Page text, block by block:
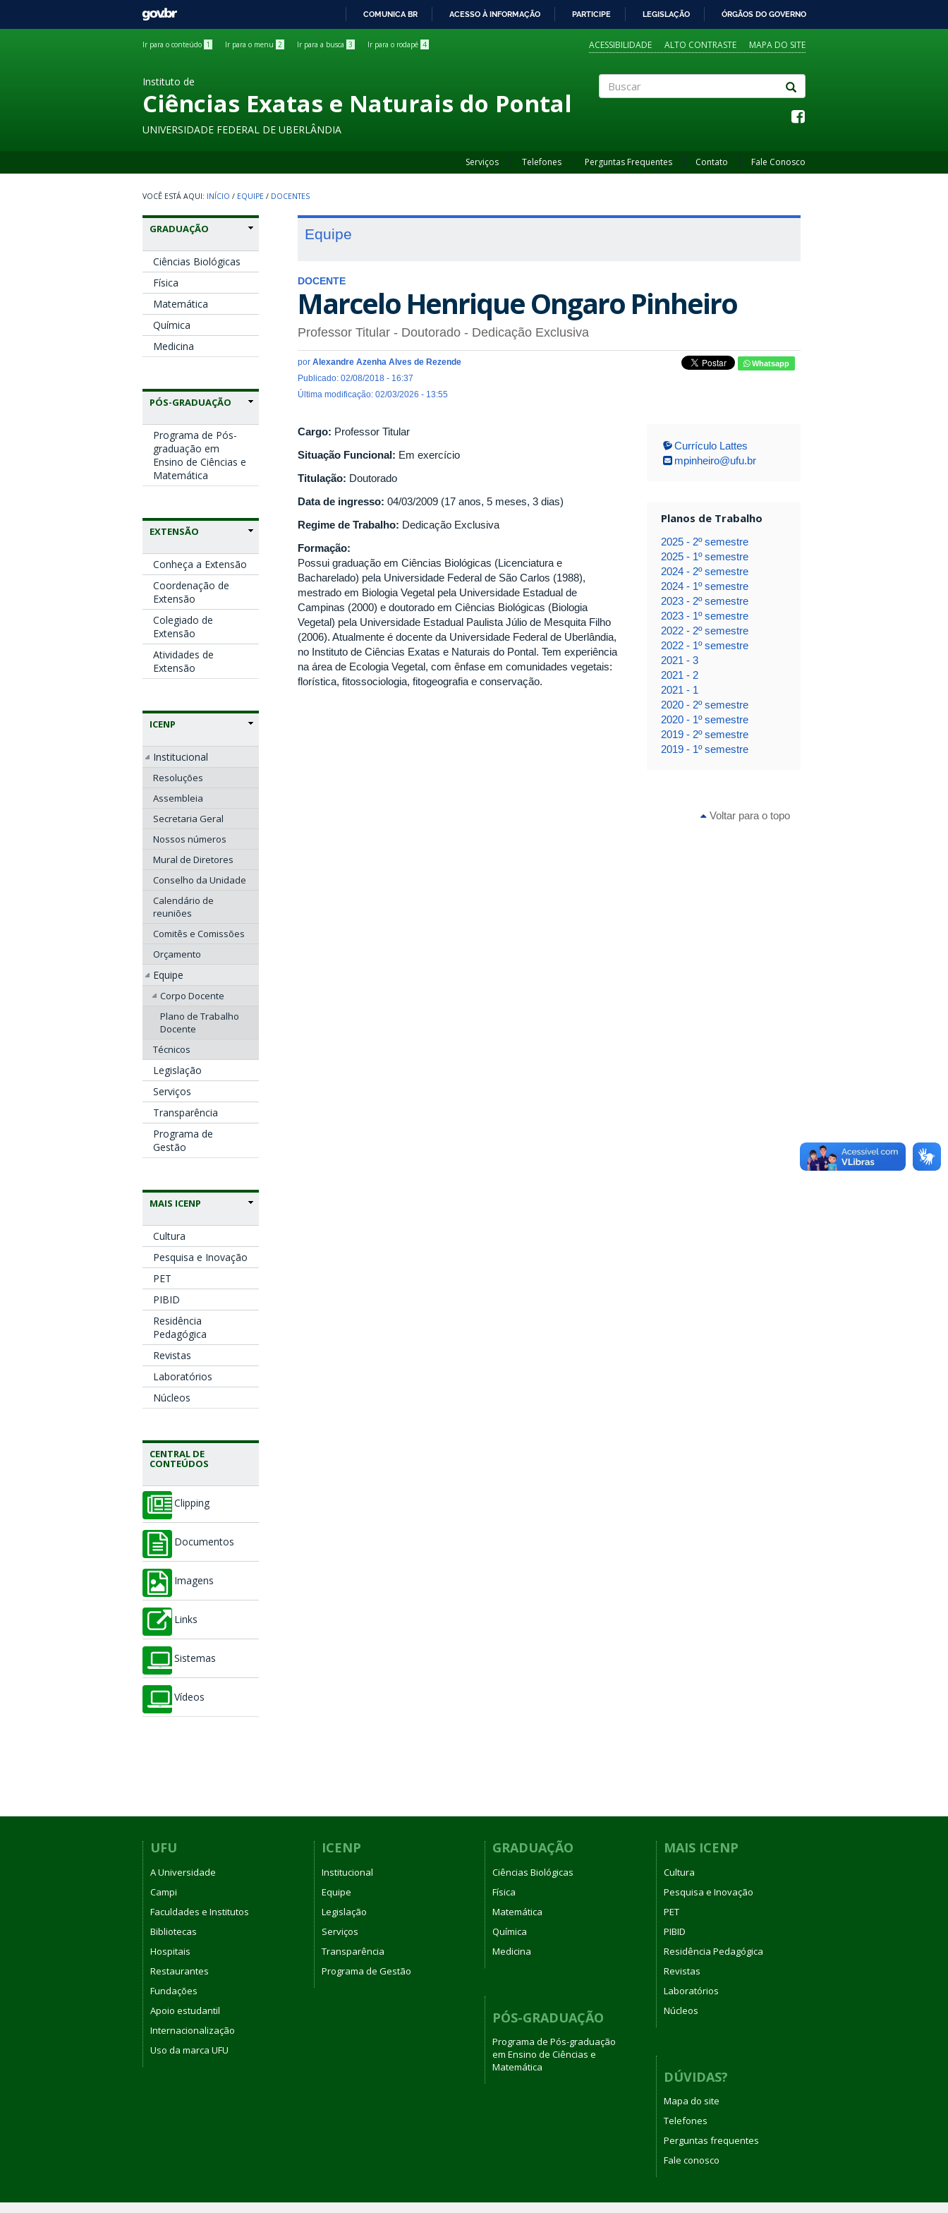
GOVBR
COMUNICA BR ACESSO À INFORMAÇÃO PARTICIPE LEGISLAÇÃO ÓRGÃOS DO GOVERNO
Ir para o conteúdo 1 Ir para o menu 2 Ir para a busca 3 Ir para o rodapé 4 ACESSIBILIDADE ALTO CONTRASTE MAPA DO SITE
Instituto de
Ciências Exatas e Naturais do Pontal
UNIVERSIDADE FEDERAL DE UBERLÂNDIA
Serviços Telefones Perguntas Frequentes Contato Fale Conosco
INÍCIO / EQUIPE / DOCENTES
GRADUAÇÃO
Ciências Biológicas
Física
Matemática
Química
Medicina
PÓS-GRADUAÇÃO
Programa de Pós-
graduação em
Ensino de Ciências e
Matemática
EXTENSÃO
Conheça a Extensão
Coordenação de
Extensão
Colegiado de
Extensão
Atividades de
Extensão
ICENP
Institucional
Resoluções
Assembleia
Secretaria Geral
Nossos números
Mural de Diretores
Conselho da Unidade
Calendário de
reuniões
Comitês e Comissões
Orçamento
Equipe
Corpo Docente
Plano de Trabalho
Docente
Técnicos
Legislação
Serviços
Transparência
Programa de
Gestão
MAIS ICENP
Cultura
Pesquisa e Inovação
PET
PIBID
Residência
Pedagógica
Revistas
Laboratórios
Núcleos
CENTRAL DE
CONTEÚDOS
Clipping
Documentos
Imagens
Links
Sistemas
Vídeos
Equipe
DOCENTE
Marcelo Henrique Ongaro Pinheiro
Professor Titular - Doutorado - Dedicação Exclusiva
por Alexandre Azenha Alves de Rezende
Publicado: 02/08/2018 - 16:37
Última modificação: 02/03/2026 - 13:55
Whatsapp
Cargo: Professor Titular
Situação Funcional: Em exercício
Titulação: Doutorado
Data de ingresso: 04/03/2009 (17 anos, 5 meses, 3 dias)
Regime de Trabalho: Dedicação Exclusiva
Formação:
Possui graduação em Ciências Biológicas (Licenciatura e
Bacharelado) pela Universidade Federal de São Carlos (1988),
mestrado em Biologia Vegetal pela Universidade Estadual de
Campinas (2000) e doutorado em Ciências Biológicas (Biologia
Vegetal) pela Universidade Estadual Paulista Júlio de Mesquita Filho
(2006). Atualmente é docente da Universidade Federal de Uberlândia,
no Instituto de Ciências Exatas e Naturais do Pontal. Tem experiência
na área de Ecologia Vegetal, com ênfase em comunidades vegetais:
florística, fitossociologia, fitogeografia e conservação.
Currículo Lattes
mpinheiro@ufu.br
Planos de Trabalho
2025 - 2º semestre
2025 - 1º semestre
2024 - 2º semestre
2024 - 1º semestre
2023 - 2º semestre
2023 - 1º semestre
2022 - 2º semestre
2022 - 1º semestre
2021 - 3
2021 - 2
2021 - 1
2020 - 2º semestre
2020 - 1º semestre
2019 - 2º semestre
2019 - 1º semestre
Voltar para o topo
UFU
A Universidade
Campi
Faculdades e Institutos
Bibliotecas
Hospitais
Restaurantes
Fundações
Apoio estudantil
Internacionalização
Uso da marca UFU
ICENP
Institucional
Equipe
Legislação
Serviços
Transparência
Programa de Gestão
GRADUAÇÃO
Ciências Biológicas
Física
Matemática
Química
Medicina
PÓS-GRADUAÇÃO
Programa de Pós-graduação
em Ensino de Ciências e
Matemática
MAIS ICENP
Cultura
Pesquisa e Inovação
PET
PIBID
Residência Pedagógica
Revistas
Laboratórios
Núcleos
DÚVIDAS?
Mapa do site
Telefones
Perguntas frequentes
Fale conosco